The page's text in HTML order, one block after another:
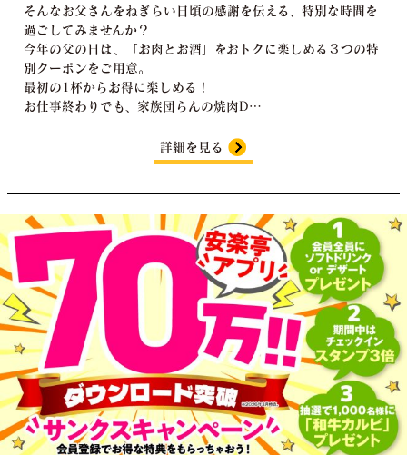
そんなお父さんをねぎらい日頃の感謝を伝える、特別な時間を
過ごしてみませんか？
今年の父の日は、「お肉とお酒」をおトクに楽しめる３つの特
別クーポンをご用意。
最初の1杯からお得に楽しめる！
お仕事終わりでも、家族団らんの焼肉D…
詳細を見る